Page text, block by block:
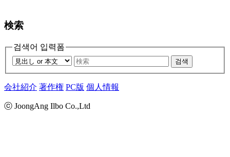
検索
검색어 입력폼
검색
会社紹介 著作権 PC版 個人情報
ⓒ JoongAng Ilbo Co.,Ltd